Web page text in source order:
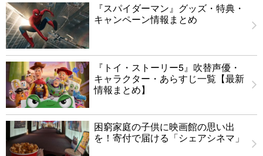
『スパイダーマン』グッズ・特典・
キャンペーン情報まとめ
『トイ・ストーリー5』吹替声優・
キャラクター・あらすじ一覧【最新
情報まとめ】
困窮家庭の子供に映画館の思い出
を！寄付で届ける「シェアシネマ」